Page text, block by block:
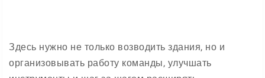
Здесь нужно не только возводить здания, но и
организовывать работу команды, улучшать